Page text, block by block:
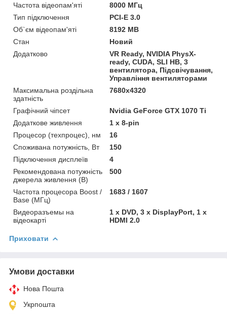
Частота відеопам'яті
8000 МГц
Тип підключення
PCI-E 3.0
Об`єм відеопам'яті
8192 MB
Стан
Новий
Додатково
VR Ready, NVIDIA PhysX-
ready, CUDA, SLI HB, 3
вентилятора, Підсвічування,
Управління вентиляторами
Максимальна роздільна
здатність
7680x4320
Графічний чіпсет
Nvidia GeForce GTX 1070 Ti
Додаткове живлення
1 x 8-pin
Процесор (техпроцес), нм
16
Споживана потужність, Вт
150
Підключення дисплеїв
4
Рекомендована потужність
джерела живлення (В)
500
Частота процесора Boost /
Base (МГц)
1683 / 1607
Видеоразъемы на
відеокарті
1 x DVD, 3 х DisplayPort, 1 х
HDMI 2.0
Приховати
Умови доставки
Нова Пошта
Укрпошта